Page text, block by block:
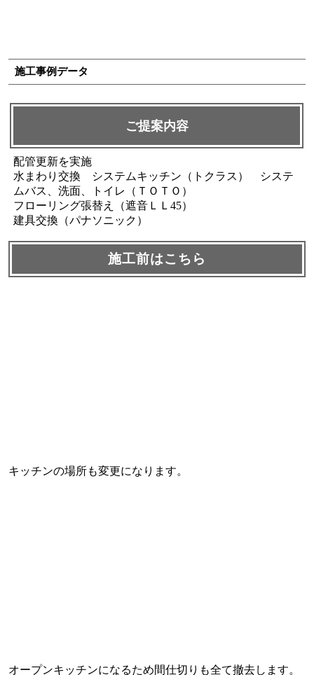
施工事例データ
ご提案内容
配管更新を実施
水まわり交換 システムキッチン（トクラス） システ
ムバス、洗面、トイレ（ＴＯＴＯ）
フローリング張替え（遮音ＬＬ45）
建具交換（パナソニック）
施工前はこちら
キッチンの場所も変更になります。
オープンキッチンになるため間仕切りも全て撤去します。